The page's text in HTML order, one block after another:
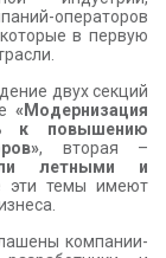
операторов
в первую
двух секций
«Модернизация
к повышению
, вторая –
летными и
эти темы имеют
компании-